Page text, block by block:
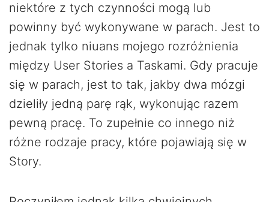
niektóre z tych czynności mogą lub
powinny być wykonywane w parach. Jest to
jednak tylko niuans mojego rozróżnienia
między User Stories a Taskami. Gdy pracuje
się w parach, jest to tak, jakby dwa mózgi
dzieliły jedną parę rąk, wykonując razem
pewną pracę. To zupełnie co innego niż
różne rodzaje pracy, które pojawiają się w
Story.